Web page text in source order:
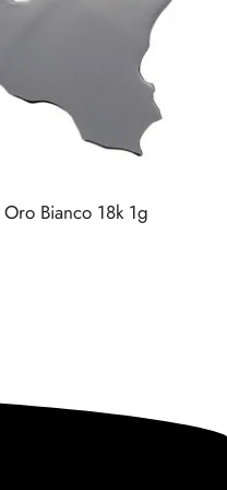
Bianco 18k 1g